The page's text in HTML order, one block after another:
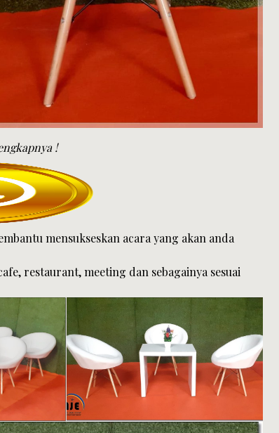
!
mensukseskan acara yang akan anda
restaurant, meeting dan sebagainya sesuai